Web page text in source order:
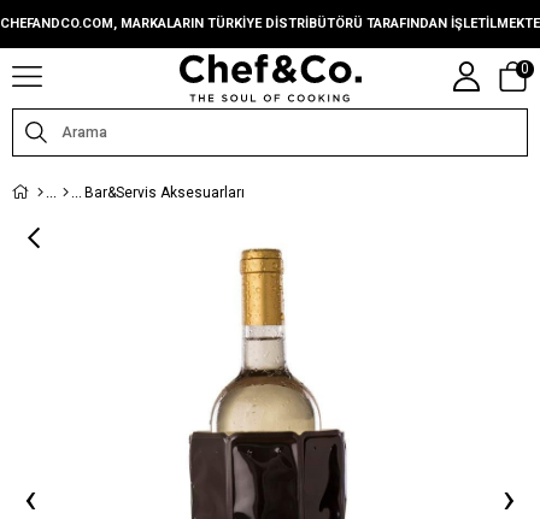
CHEFANDCO.COM, MARKALARIN TÜRKIYE DISTRIBÜTÖRÜ TARAFINDAN
0
Bar&Servis Aksesuarları
‹ ›